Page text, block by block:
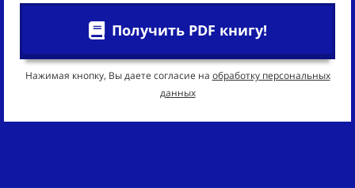
Получить PDF книгу!
Нажимая кнопку, Вы даете согласие на обработку персональных
данных